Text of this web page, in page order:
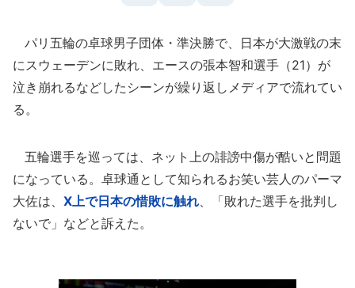
パリ五輪の卓球男子団体・準決勝で、日本が大激戦の末
にスウェーデンに敗れ、エースの張本智和選手（21）が
泣き崩れるなどしたシーンが繰り返しメディアで流れてい
る。
五輪選手を巡っては、ネット上の誹謗中傷が酷いと問題
になっている。卓球通として知られるお笑い芸人のパーマ
大佐は、 X上で日本の惜敗に触れ、「敗れた選手を批判し
ないで」などと訴えた。